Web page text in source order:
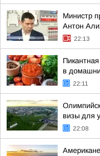
Министр
Антон
22:13
в
22:11
визы для
22:08